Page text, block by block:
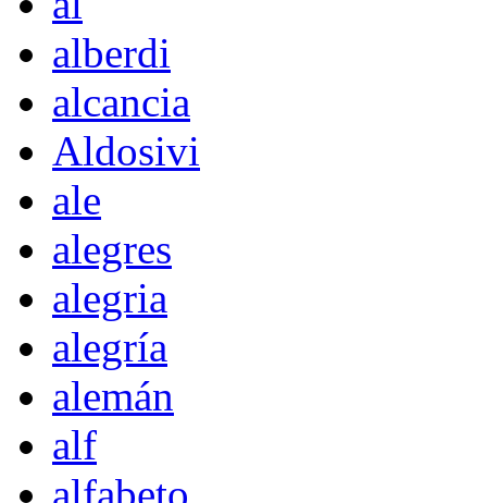
alberdi
alcancia
Aldosivi
ale
alegres
alegria
alegría
alemán
alf